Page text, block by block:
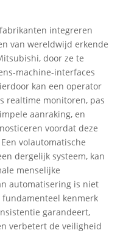
integreren
van wereldwijd erkende
door ze te
machine-interfaces
kan een operator
realtime monitoren, pas
aanraking, en
voordat deze
volautomatische
dergelijk systeem, kan
menselijke
automatisering is niet
kenmerk
garandeert,
verbetert de veiligheid